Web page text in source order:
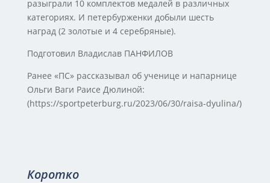
разыграли 10 комплектов медалей в различных
категориях. И петербурженки добыли шесть
наград (2 золотые и 4 серебряные).
Подготовил Владислав ПАНФИЛОВ
Ранее «ПС» рассказывал об ученице и напарнице
Ольги Ваги Раисе Дюлиной:
(https://sportpeterburg.ru/2023/06/30/raisa-dyulina/)
Коротко